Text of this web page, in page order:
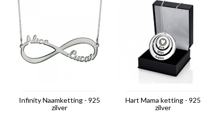
Infinity Naamketting - 925
zilver
Hart Mama ketting - 925
zilver